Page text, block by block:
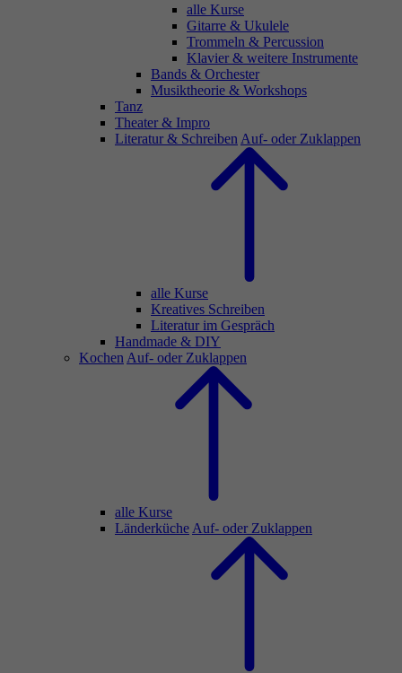
alle Kurse
Gitarre & Ukulele
Trommeln & Percussion
Klavier & weitere Instrumente
Bands & Orchester
Musiktheorie & Workshops
Tanz
Theater & Impro
Literatur & Schreiben Auf- oder Zuklappen
alle Kurse
Kreatives Schreiben
Literatur im Gespräch
Handmade & DIY
Kochen Auf- oder Zuklappen
alle Kurse
Länderküche Auf- oder Zuklappen